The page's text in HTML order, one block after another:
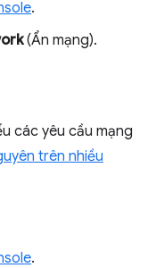
.
(Ẩn mạng).
các yêu cầu mạng
trên nhiều
.